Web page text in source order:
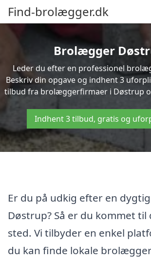
Find-brolægger.dk
Brolægger
Leder du efter en professionel
Beskriv din opgave og indhent 3
tilbud fra brolæggerfirmaer i Døstrup
Indhent 3 tilbud, gratis og
Er du på udkig efter en
Døstrup? Så er du kommet
sted. Vi tilbyder en enkel
du kan finde lokale